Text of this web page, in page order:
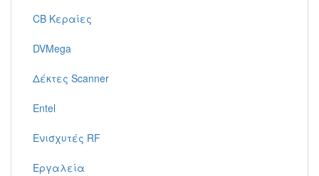
CB Κεραίες
DVMega
Δέκτες Scanner
Entel
Ενισχυτές RF
Εργαλεία